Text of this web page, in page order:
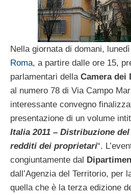
Nella giornata di domani,
Roma, a partire dalle ore 15,
parlamentari della Camera dei
al numero 78 di Via Campo
interessante convegno
presentazione di un volume
Italia 2011 – Distribuzione
redditi dei proprietari“.
congiuntamente dal
dall’Agenzia del Territorio, per
quella che è la terza edizione